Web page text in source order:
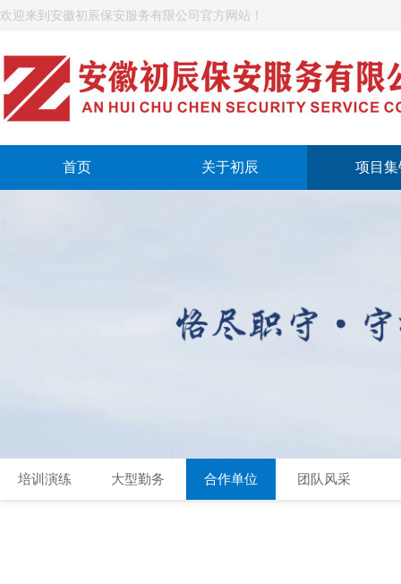
欢迎来到安徽初辰保安服务有限公司官方网站！
首页 关于初辰 项目集
培训演练 大型勤务 合作单位 团队风采